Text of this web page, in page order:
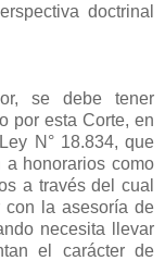
doctrinal
se debe tener
por esta Corte, en
N° 18.834, que
honorarios como
a través del cual
con la asesoría de
necesita llevar
el carácter de